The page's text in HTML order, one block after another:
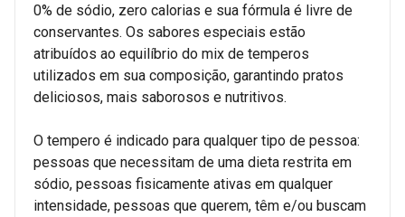
0% de sódio, zero calorias e sua fórmula é livre de
conservantes. Os sabores especiais estão
atribuídos ao equilíbrio do mix de temperos
utilizados em sua composição, garantindo pratos
deliciosos, mais saborosos e nutritivos.
O tempero é indicado para qualquer tipo de pessoa:
pessoas que necessitam de uma dieta restrita em
sódio, pessoas fisicamente ativas em qualquer
intensidade, pessoas que querem, têm e/ou buscam